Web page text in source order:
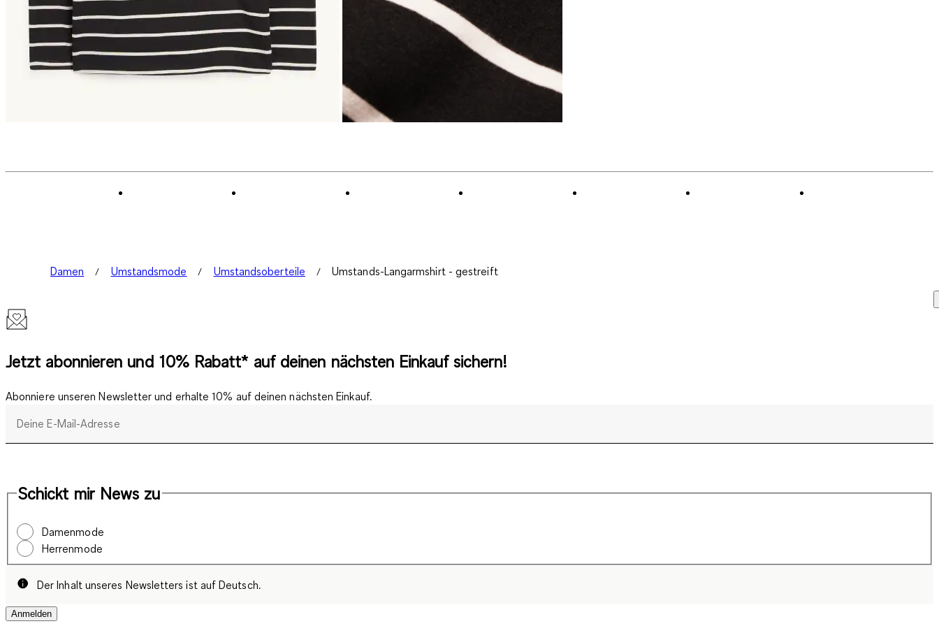
Damen Umstandsmode Umstandsoberteile Umstands-Langarmshirt - gestreift
Jetzt abonnieren und 10% Rabatt* auf deinen nächsten Einkauf sichern!
Abonniere unseren Newsletter und erhalte 10% auf deinen nächsten Einkauf.
Deine E-Mail-Adresse
Schickt mir News zu
Damenmode
Herrenmode
Der Inhalt unseres Newsletters ist auf Deutsch.
Anmelden